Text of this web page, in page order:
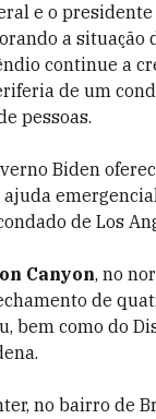
e o presidente
a situação
continue a
de um
pessoas.
Biden
de Los
Canyon, no
de
bem como do
no bairro de